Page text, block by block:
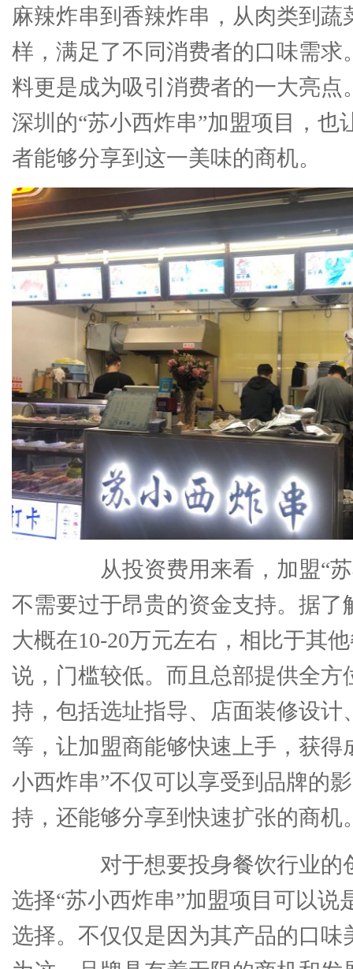
麻辣炸串到香辣炸串，从肉类到蔬
样，满足了不同消费者的口味需求
料更是成为吸引消费者的一大亮点
深圳的“苏小西炸串”加盟项目，也
者能够分享到这一美味的商机。
从投资费用来看，加盟“苏
不需要过于昂贵的资金支持。据了
大概在10-20万元左右，相比于其
说，门槛较低。而且总部提供全方
持，包括选址指导、店面装修设计
等，让加盟商能够快速上手，获得
小西炸串”不仅可以享受到品牌的
持，还能够分享到快速扩张的商机
对于想要投身餐饮行业的
选择“苏小西炸串”加盟项目可以说
选择。不仅仅是因为其产品的口味